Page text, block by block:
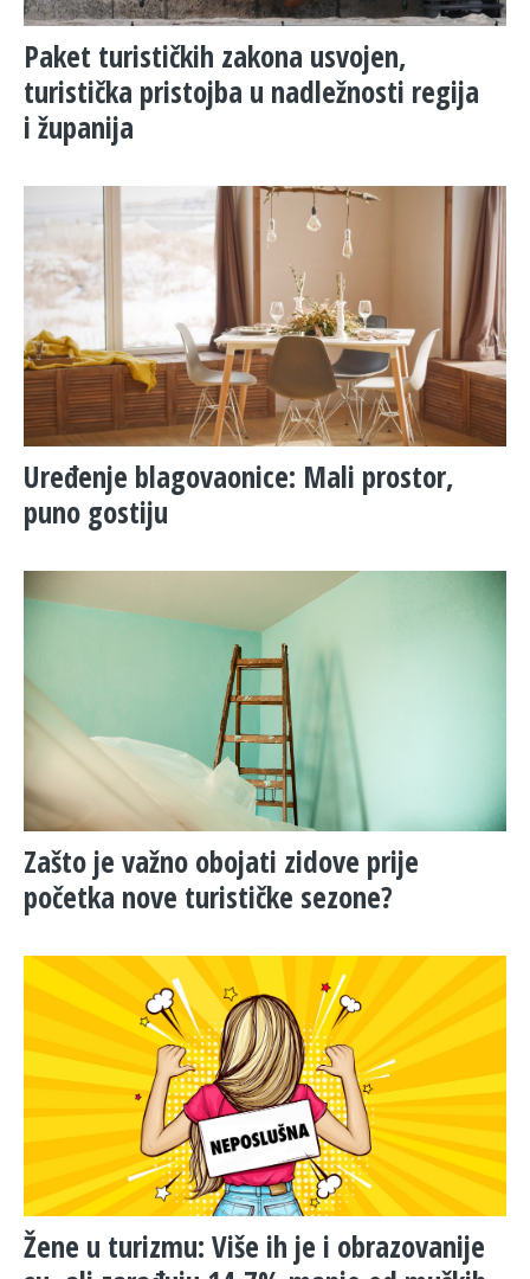
Paket turističkih zakona usvojen,
turistička pristojba u nadležnosti regija
i županija
Uređenje blagovaonice: Mali prostor,
puno gostiju
Zašto je važno obojati zidove prije
početka nove turističke sezone?
Žene u turizmu: Više ih je i obrazovanije